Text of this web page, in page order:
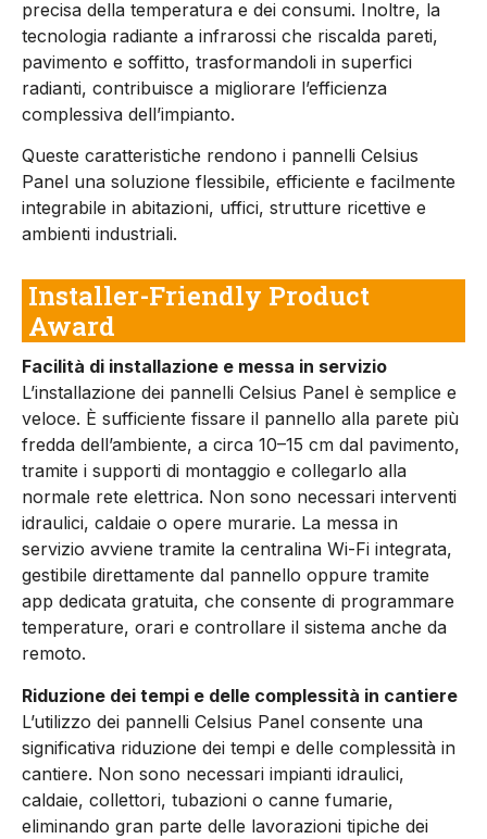
precisa della temperatura e dei consumi. Inoltre, la
tecnologia radiante a infrarossi che riscalda pareti,
pavimento e soffitto, trasformandoli in superfici
radianti, contribuisce a migliorare l’efficienza
complessiva dell’impianto.
Queste caratteristiche rendono i pannelli Celsius
Panel una soluzione flessibile, efficiente e facilmente
integrabile in abitazioni, uffici, strutture ricettive e
ambienti industriali.
Installer-Friendly Product
Award
Facilità di installazione e messa in servizio
L’installazione dei pannelli Celsius Panel è semplice e
veloce. È sufficiente fissare il pannello alla parete più
fredda dell’ambiente, a circa 10–15 cm dal pavimento,
tramite i supporti di montaggio e collegarlo alla
normale rete elettrica. Non sono necessari interventi
idraulici, caldaie o opere murarie. La messa in
servizio avviene tramite la centralina Wi-Fi integrata,
gestibile direttamente dal pannello oppure tramite
app dedicata gratuita, che consente di programmare
temperature, orari e controllare il sistema anche da
remoto.
Riduzione dei tempi e delle complessità in cantiere
L’utilizzo dei pannelli Celsius Panel consente una
significativa riduzione dei tempi e delle complessità in
cantiere. Non sono necessari impianti idraulici,
caldaie, collettori, tubazioni o canne fumarie,
eliminando gran parte delle lavorazioni tipiche dei